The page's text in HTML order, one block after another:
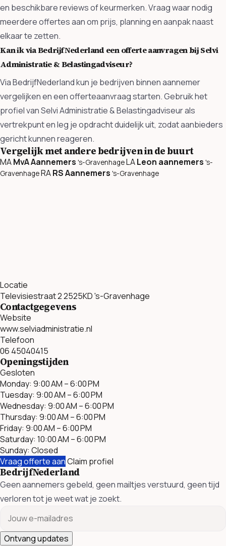
en beschikbare reviews of keurmerken. Vraag waar nodig
meerdere offertes aan om prijs, planning en aanpak naast
elkaar te zetten.
Kan ik via BedrijfNederland een offerte aanvragen bij Selvi
Administratie & Belastingadviseur?
Via BedrijfNederland kun je bedrijven binnen aannemer
vergelijken en een offerteaanvraag starten. Gebruik het
profiel van Selvi Administratie & Belastingadviseur als
vertrekpunt en leg je opdracht duidelijk uit, zodat aanbieders
gericht kunnen reageren.
Vergelijk met andere bedrijven in de buurt
MAMvA Aannemers 's-GravenhageLALeon aannemers 's-
GravenhageRARS Aannemers 's-Gravenhage
Locatie
Televisiestraat 2 2525KD 's-Gravenhage
Contactgegevens
Website
www.selviadministratie.nl
Telefoon
06 45040415
Openingstijden
Gesloten
Monday: 9:00 AM – 6:00 PM
Tuesday: 9:00 AM – 6:00 PM
Wednesday: 9:00 AM – 6:00 PM
Thursday: 9:00 AM – 6:00 PM
Friday: 9:00 AM – 6:00 PM
Saturday: 10:00 AM – 6:00 PM
Sunday: Closed
Vraag offerte aanClaim profiel
BedrijfNederland
Geen aannemers gebeld, geen mailtjes verstuurd, geen tijd
verloren tot je weet wat je zoekt.
Ontvang updates